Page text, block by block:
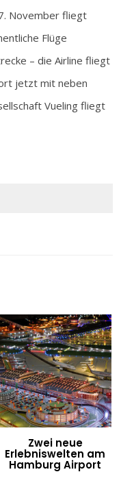
November fliegt
Flüge
– die Airline fliegt
jetzt mit neben
Vueling fliegt
Zwei neue
Erlebniswelten am
Hamburg Airport